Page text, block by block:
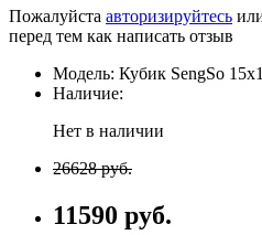
Пожалуйста авторизируйтесь
перед тем как написать отзыв
Модель: Кубик SengSo
Наличие:
Нет в наличии
26628 руб.
11590 руб.